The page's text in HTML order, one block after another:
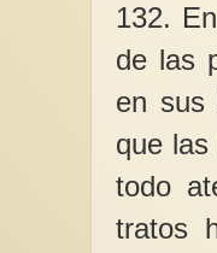
132.
de las
en sus
que
todo
tratos